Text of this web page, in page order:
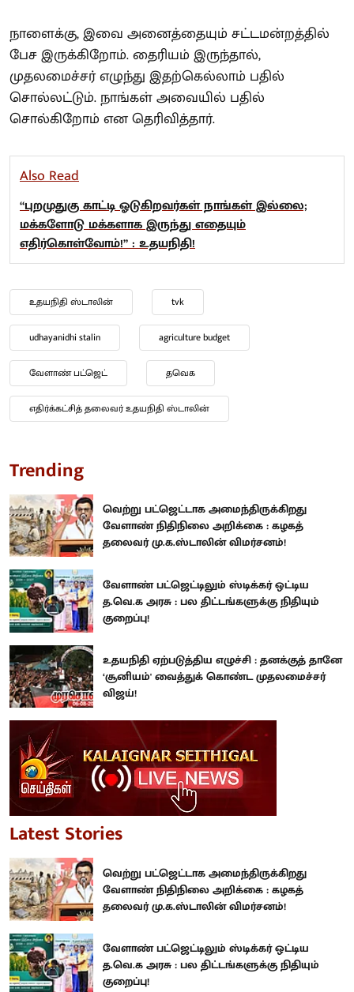
நாளைக்கு, இவை அனைத்தையும் சட்டமன்றத்தில்
பேச இருக்கிறோம். தைரியம் இருந்தால்,
முதலமைச்சர் எழுந்து இதற்கெல்லாம் பதில்
சொல்லட்டும். நாங்கள் அவையில் பதில்
சொல்கிறோம் என தெரிவித்தார்.
Also Read
“புறமுதுகு காட்டி ஓடுகிறவர்கள் நாங்கள் இல்லை;
மக்களோடு மக்களாக இருந்து எதையும்
எதிர்கொள்வோம்!” : உதயநிதி!
உதயநிதி ஸ்டாலின் tvk
udhayanidhi stalin agriculture budget
வேளாண் பட்ஜெட் தவெக
எதிர்க்கட்சித் தலைவர் உதயநிதி ஸ்டாலின்
Trending
வெற்று பட்ஜெட்டாக அமைந்திருக்கிறது
வேளாண் நிதிநிலை அறிக்கை : கழகத்
தலைவர் மு.க.ஸ்டாலின் விமர்சனம்!
வேளாண் பட்ஜெட்டிலும் ஸ்டிக்கர் ஒட்டிய
த.வெ.க அரசு : பல திட்டங்களுக்கு நிதியும்
குறைப்பு!
உதயநிதி ஏற்படுத்திய எழுச்சி : தனக்குத் தானே
‘சூனியம்' வைத்துக் கொண்ட முதலமைச்சர்
விஜய்!
Latest Stories
வெற்று பட்ஜெட்டாக அமைந்திருக்கிறது
வேளாண் நிதிநிலை அறிக்கை : கழகத்
தலைவர் மு.க.ஸ்டாலின் விமர்சனம்!
வேளாண் பட்ஜெட்டிலும் ஸ்டிக்கர் ஒட்டிய
த.வெ.க அரசு : பல திட்டங்களுக்கு நிதியும்
குறைப்பு!